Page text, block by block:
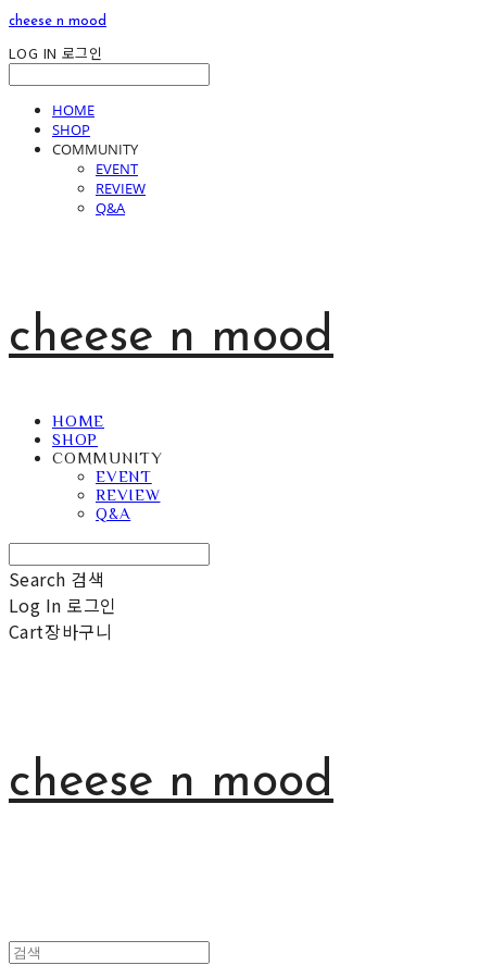
cheese n mood
LOG IN 로그인
HOME
SHOP
COMMUNITY
EVENT
REVIEW
Q&A
cheese n mood
HOME
SHOP
COMMUNITY
EVENT
REVIEW
Q&A
Search 검색
Log In 로그인
Cart장바구니
cheese n mood